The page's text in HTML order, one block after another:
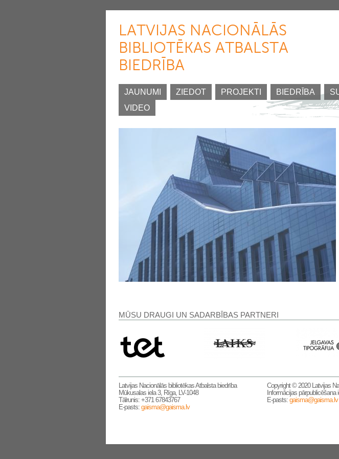
LATVIJAS NACIONĀLĀS
BIBLIOTĒKAS ATBALSTA
BIEDRĪBA
JAUNUMI ZIEDOT PROJEKTI BIEDRĪBA
VIDEO
MŪSU DRAUGI UN SADARBĪBAS PARTNERI
Latvijas Nacionālās bibliotēkas Atbalsta biedrība
Mūkusalas iela 3, Rīga, LV-1048
Tālrunis: +371 67843767
E-pasts: gaisma@gaisma.lv
Copyright © 2020 Latvijas
Informācijas
E-pasts: gaisma@gaisma.lv